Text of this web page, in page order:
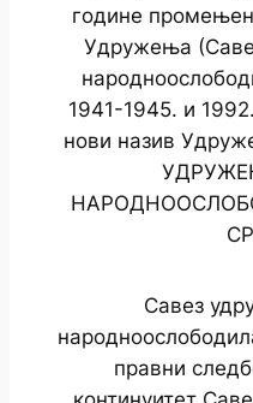
године
Удружења
1941-1945. и
нови назив
Савез
правни